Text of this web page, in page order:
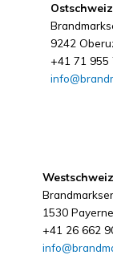
Ostschweiz
9242
+41 71 955
Westschweiz
1530 Payerne
+41 26 662